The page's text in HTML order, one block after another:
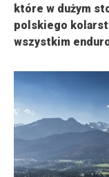
które w dużym
polskiego
wszystkim